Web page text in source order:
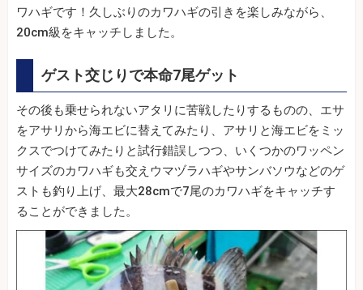
ワハギです！久しぶりのカワハギの引きを楽しみながら、
20cm級をキャッチしました。
ゲスト交じりで本命7尾ゲット
その後も乗せられないアタリに苦戦したりするものの、エサ
をアサリから海エビに替えてみたり、アサリと海エビをミッ
クスでつけてみたりと試行錯誤しつつ、いくつかのワッペン
サイズのカワハギも交えウマヅラハギやサンバソウなどのゲ
ストも釣り上げ、最大28cmで7尾のカワハギをキャッチす
ることができました。